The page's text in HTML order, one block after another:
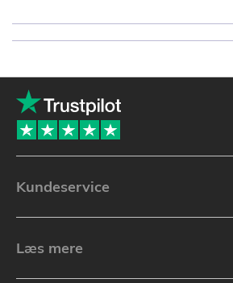
Kundeservice
Læs mere